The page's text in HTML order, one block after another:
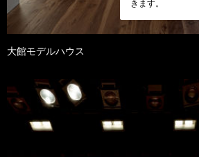
きます。
大館モデルハウス